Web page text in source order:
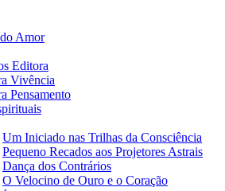
Amor
Editora
Vivência
Pensamento
Um Iniciado nas Trilhas da Consciência
Pequeno Recados aos Projetores Astrais
Dança dos Contrários
O Velocino de Ouro e o Coração